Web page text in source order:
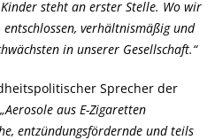
steht an erster Stelle. Wo wir
verhältnismäßig und
in unserer Gesellschaft.“
Sprecher der
Aerosole aus E-Zigaretten
entzündungsfördernde und teils